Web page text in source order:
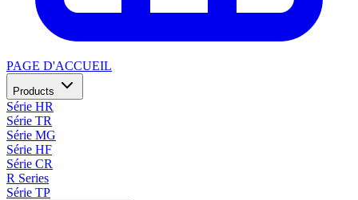
PAGE D'ACCUEIL
Products
Série HR
Série TR
Série MG
Série HF
Série CR
R Series
Série TP